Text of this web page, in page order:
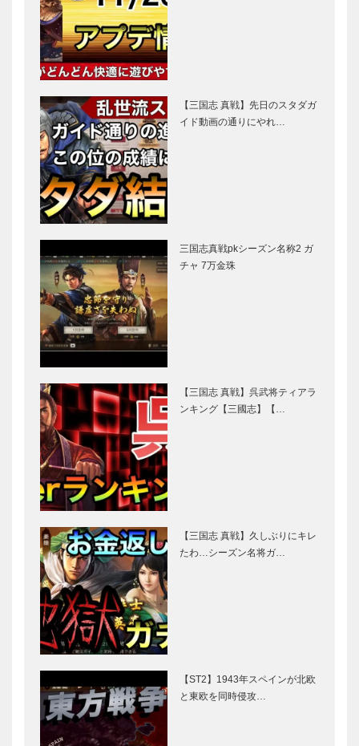
【三国志 真戦】先日のスタダガ
イド動画の通りにやれ…
三国志真戦pkシーズン名称2 ガ
チャ 7万金珠
【三国志 真戦】呉武将ティアラ
ンキング【三國志】【…
【三国志 真戦】久しぶりにキレ
たわ…シーズン名将ガ…
【ST2】1943年スペインが北欧
と東欧を同時侵攻…